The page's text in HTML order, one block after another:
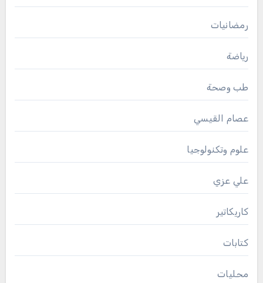
رمضانيات
رياضة
طب وصحة
عصام القيسي
علوم وتكنولوجيا
علي عزي
كاريكاتير
كتابات
محليات